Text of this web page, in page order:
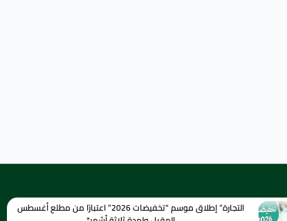
التجارة” إطلاق موسم “تخفيضات 2026” اعتبارًا من مطلع أغسطس